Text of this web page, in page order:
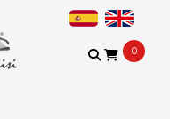
0